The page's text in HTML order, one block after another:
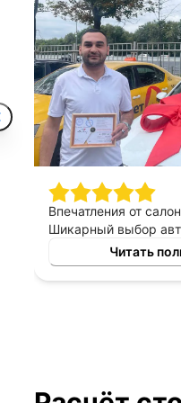
Впечатления от
Шикарный выбор
персонал могу
хорошее, приятны в
терпеливые,
Читать